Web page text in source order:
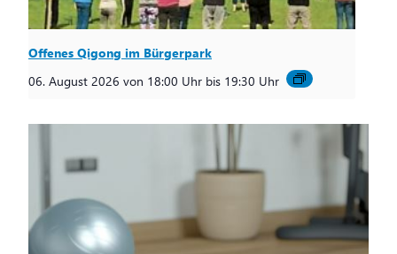
Offenes Qigong im Bürgerpark
06. August 2026 von 18:00 Uhr bis 19:30 Uhr